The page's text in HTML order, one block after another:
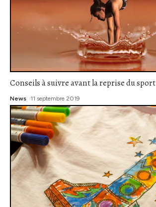
Conseils à suivre avant la reprise du sport
News 11 septembre 2019